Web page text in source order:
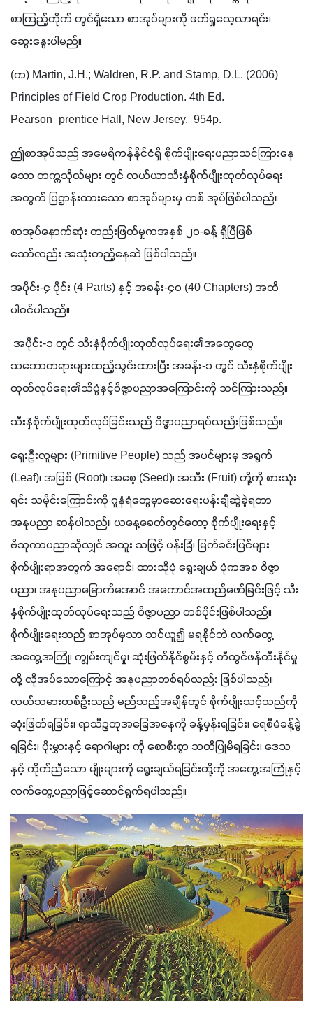
စာကြည့်တိုက် တွင်ရှိသော စာအုပ်များကို ဖတ်ရှုလေ့လာရင်း၊
ဆွေးနွေးပါမည်။
(က) Martin, J.H.; Waldren, R.P. and Stamp, D.L. (2006)
Principles of Field Crop Production. 4th Ed.
Pearson_prentice Hall, New Jersey.  954p.
ဤစာအုပ်သည် အမေရိကန်နိုင်ငံရှိ စိုက်ပျိုးရေးပညာသင်ကြားနေ
သော တက္ကသိုလ်များ တွင် လယ်ယာသီးနှံစိုက်ပျိုးထုတ်လုပ်ရေး
အတွက် ပြဌာန်းထားသော စာအုပ်များမှ တစ် အုပ်ဖြစ်ပါသည်။
စာအုပ်နောက်ဆုံး တည်းဖြတ်မှုကအနှစ် ၂၀-ခန့် ရှိပြီဖြစ်
သော်လည်း အသုံးတည့်နေဆဲ ဖြစ်ပါသည်။
အပိုင်း-၄ ပိုင်း (4 Parts) နှင့် အခန်း-၄၀ (40 Chapters) အထိ
ပါဝင်ပါသည်။
အပိုင်း-၁ တွင် သီးနှံစိုက်ပျိုးထုတ်လုပ်ရေး၏အထွေထွေ
သဘောတရားများထည့်သွင်းထားပြီး အခန်း-၁ တွင် သီးနှံစိုက်ပျိုး
ထုတ်လုပ်ရေး၏သိပ္ပံနှင့်ဝိဇ္ဇာပညာအကြောင်းကို သင်ကြားသည်။
သီးနှံစိုက်ပျိုးထုတ်လုပ်ခြင်းသည် ဝိဇ္ဇာပညာရပ်လည်းဖြစ်သည်။
ရှေးဦးလူများ (Primitive People) သည် အပင်များမှ အရွက်
(Leaf)၊ အမြစ် (Root)၊ အစေ့ (Seed)၊ အသီး (Fruit) တို့ကို စားသုံး
ရင်း သမိုင်းကြောင်းကို ဂူနံရံတွေမှာဆေးရေးပန်းချီဆွဲခဲ့ရတာ
အနုပညာ ဆန်ပါသည်။ ယနေ့ခေတ်တွင်တော့ စိုက်ပျိုးရေးနှင့်
ဗိသုကာပညာဆိုလျှင် အထူး သဖြင့် ပန်းခြံ၊ မြက်ခင်းပြင်များ
စိုက်ပျိုးရာအတွက် အရောင်၊ ထားသိုပုံ ရွေးချယ် ပုံကအစ ဝိဇ္ဇာ
ပညာ၊ အနုပညာမြောက်အောင် အကောင်အထည်ဖော်ခြင်းဖြင့် သီး
နှံစိုက်ပျိုးထုတ်လုပ်ရေးသည် ဝိဇ္ဇာပညာ တစ်ပိုင်းဖြစ်ပါသည်။
စိုက်ပျိုးရေးသည် စာအုပ်မှသာ သင်ယူ၍ မရနိုင်ဘဲ လက်တွေ့
အတွေ့အကြုံ၊ ကျွမ်းကျင်မှု၊ ဆုံးဖြတ်နိုင်စွမ်းနှင့် တီထွင်ဖန်တီးနိုင်မှု
တို့ လိုအပ်သောကြောင့် အနုပညာတစ်ရပ်လည်း ဖြစ်ပါသည်။
လယ်သမားတစ်ဦးသည် မည်သည့်အချိန်တွင် စိုက်ပျိုးသင့်သည်ကို
ဆုံးဖြတ်ရခြင်း၊ ရာသီဥတုအခြေအနေကို ခန့်မှန်းရခြင်း၊ ရေစီမံခန့်ခွဲ
ရခြင်း၊ ပိုးမွှားနှင့် ရောဂါများ ကို စောစီးစွာ သတိပြုမိရခြင်း၊ ဒေသ
နှင့် ကိုက်ညီသော မျိုးများကို ရွေးချယ်ရခြင်းတို့ကို အတွေ့အကြုံနှင့်
လက်တွေ့ပညာဖြင့်ဆောင်ရွက်ရပါသည်။